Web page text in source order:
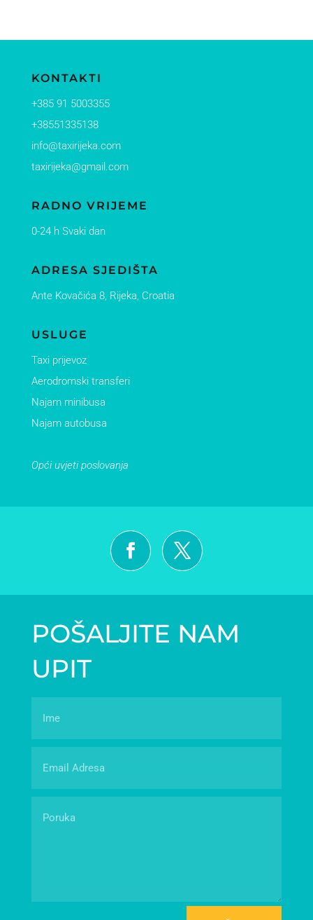
KONTAKTI
+385 91 5003355
+38551335138
info@taxirijeka.com
taxirijeka@gmail.com
RADNO VRIJEME
0-24 h Svaki dan
ADRESA SJEDIŠTA
Ante Kovačića 8, Rijeka, Croatia
USLUGE
Taxi prijevoz
Aerodromski transferi
Najam minibusa
Najam autobusa
Opći uvjeti poslovanja
POŠALJITE NAM
UPIT